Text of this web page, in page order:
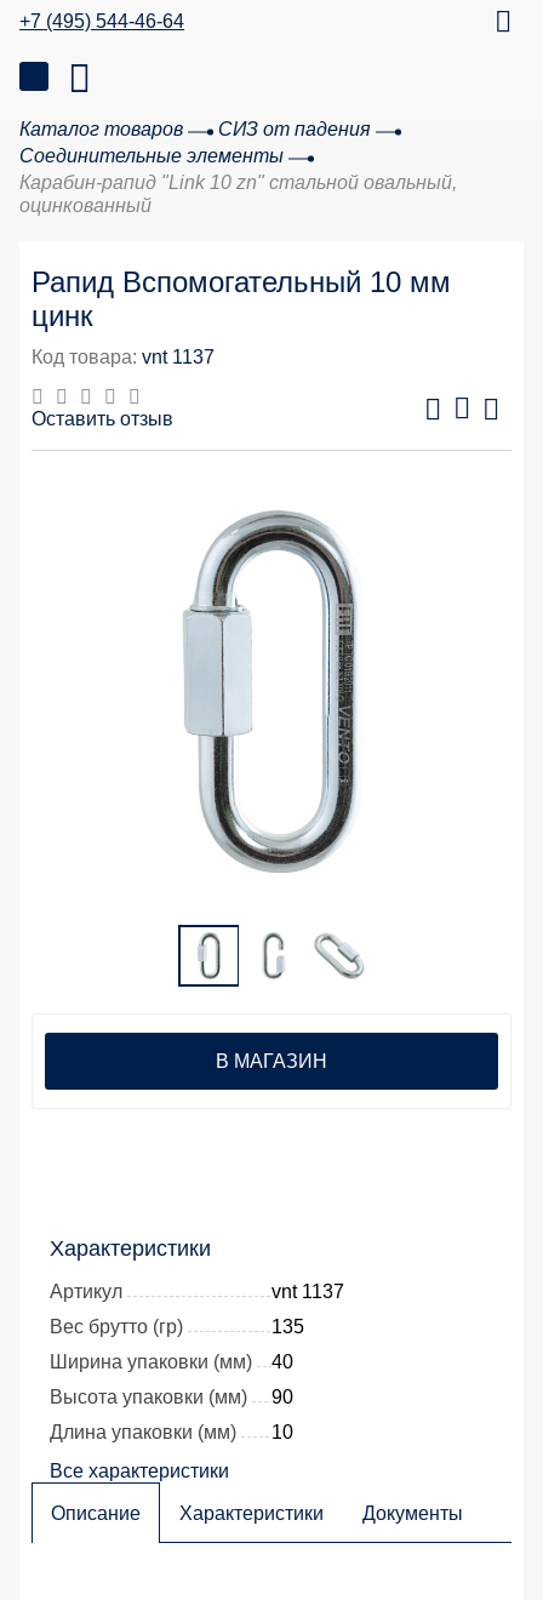
+7 (495) 544-46-64
Каталог товаров
СИЗ от падения
Соединительные элементы
Карабин-рапид "Link 10 zn" стальной овальный,
оцинкованный
Рапид Вспомогательный 10 мм
цинк
Код товара: vnt 1137
Оставить отзыв
Характеристики
Артикул
vnt 1137
Вес брутто (гр)
135
Ширина упаковки (мм)
40
Высота упаковки (мм)
90
Длина упаковки (мм)
10
Все характеристики
В МАГАЗИН
Описание Характеристики Документы